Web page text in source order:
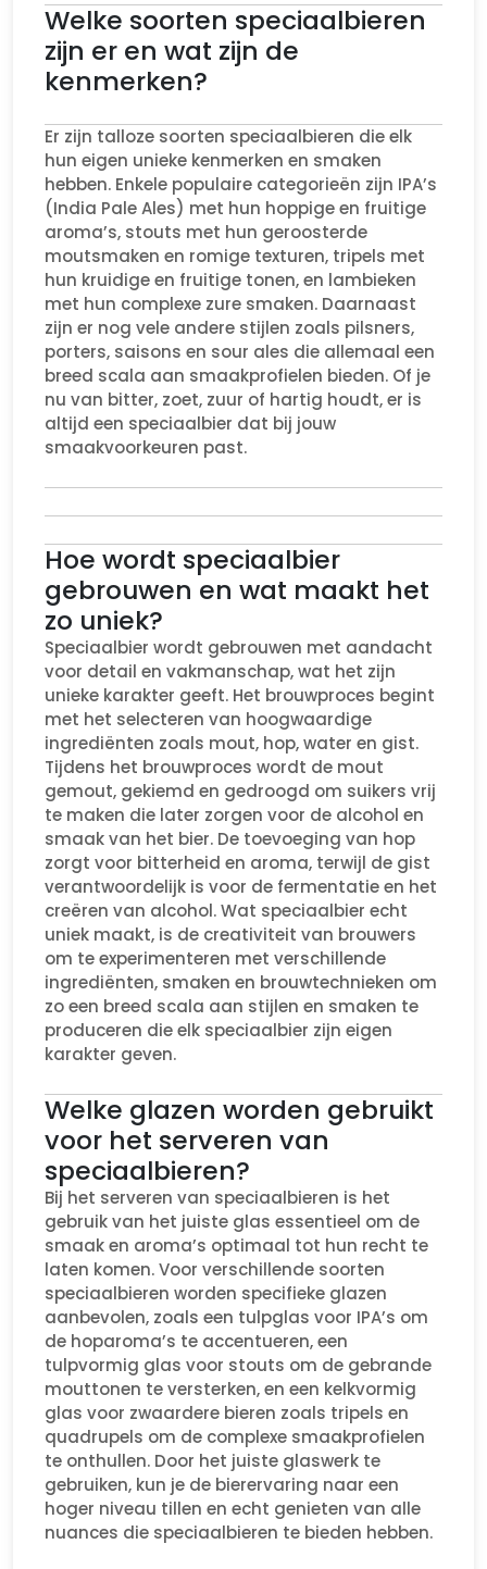
Welke soorten speciaalbieren
zijn er en wat zijn de
kenmerken?
Er zijn talloze soorten speciaalbieren die elk
hun eigen unieke kenmerken en smaken
hebben. Enkele populaire categorieën zijn IPA’s
(India Pale Ales) met hun hoppige en fruitige
aroma’s, stouts met hun geroosterde
moutsmaken en romige texturen, tripels met
hun kruidige en fruitige tonen, en lambieken
met hun complexe zure smaken. Daarnaast
zijn er nog vele andere stijlen zoals pilsners,
porters, saisons en sour ales die allemaal een
breed scala aan smaakprofielen bieden. Of je
nu van bitter, zoet, zuur of hartig houdt, er is
altijd een speciaalbier dat bij jouw
smaakvoorkeuren past.
Hoe wordt speciaalbier
gebrouwen en wat maakt het
zo uniek?
Speciaalbier wordt gebrouwen met aandacht
voor detail en vakmanschap, wat het zijn
unieke karakter geeft. Het brouwproces begint
met het selecteren van hoogwaardige
ingrediënten zoals mout, hop, water en gist.
Tijdens het brouwproces wordt de mout
gemout, gekiemd en gedroogd om suikers vrij
te maken die later zorgen voor de alcohol en
smaak van het bier. De toevoeging van hop
zorgt voor bitterheid en aroma, terwijl de gist
verantwoordelijk is voor de fermentatie en het
creëren van alcohol. Wat speciaalbier echt
uniek maakt, is de creativiteit van brouwers
om te experimenteren met verschillende
ingrediënten, smaken en brouwtechnieken om
zo een breed scala aan stijlen en smaken te
produceren die elk speciaalbier zijn eigen
karakter geven.
Welke glazen worden gebruikt
voor het serveren van
speciaalbieren?
Bij het serveren van speciaalbieren is het
gebruik van het juiste glas essentieel om de
smaak en aroma’s optimaal tot hun recht te
laten komen. Voor verschillende soorten
speciaalbieren worden specifieke glazen
aanbevolen, zoals een tulpglas voor IPA’s om
de hoparoma’s te accentueren, een
tulpvormig glas voor stouts om de gebrande
mouttonen te versterken, en een kelkvormig
glas voor zwaardere bieren zoals tripels en
quadrupels om de complexe smaakprofielen
te onthullen. Door het juiste glaswerk te
gebruiken, kun je de bierervaring naar een
hoger niveau tillen en echt genieten van alle
nuances die speciaalbieren te bieden hebben.